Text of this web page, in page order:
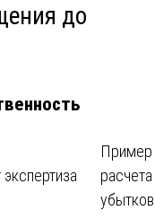
до
Пример
расчета
убытков